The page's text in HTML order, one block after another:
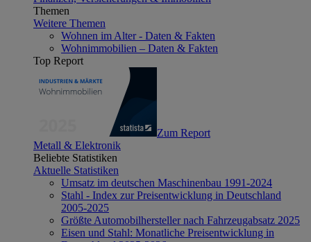
Themen
Weitere Themen
Wohnen im Alter - Daten & Fakten
Wohnimmobilien – Daten & Fakten
Top Report
Zum Report
Metall & Elektronik
Beliebte Statistiken
Aktuelle Statistiken
Umsatz im deutschen Maschinenbau 1991-2024
Stahl - Index zur Preisentwicklung in Deutschland
2005-2025
Größte Automobilhersteller nach Fahrzeugabsatz 2025
Eisen und Stahl: Monatliche Preisentwicklung in